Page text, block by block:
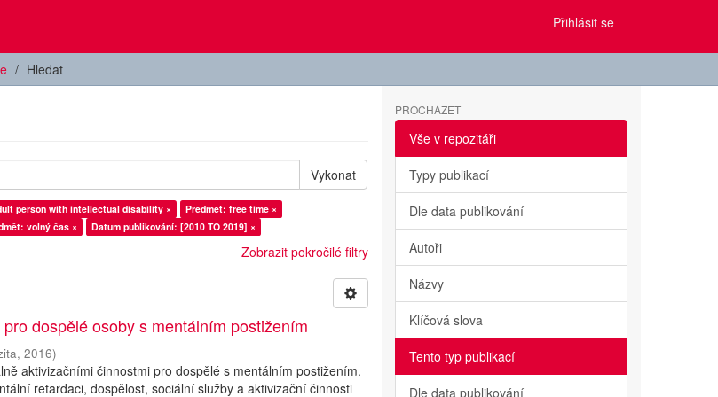
Přihlásit se
Hledat
Vykonat
person with intellectual disability ×
Předmět: free time ×
volný čas × Datum publikování: [2010 TO 2019] ×
Zobrazit pokročilé filtry
dospělé osoby s mentálním postižením
,2016)
aktivizačními činnostmi pro dospělé s mentálním postižením.
retardaci, dospělost, sociální služby a aktivizační činnosti
PROCHÁZET
Vše v repozitáři
Typy publikací
Dle data publikování
Autoři
Názvy
Klíčová slova
Tento typ publikací
Dle data publikování